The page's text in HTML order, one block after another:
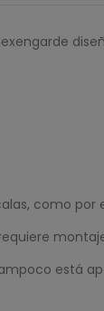
como por
está